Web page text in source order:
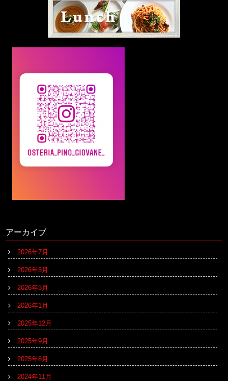
アーカイブ
2026年7月
2026年5月
2026年3月
2026年1月
2025年12月
2025年9月
2025年8月
2024年11月